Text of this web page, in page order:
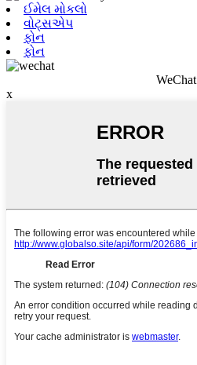
ઈમેલ મોકલો
વોટ્સએપ
ફોન
ફોન
WeChat
x